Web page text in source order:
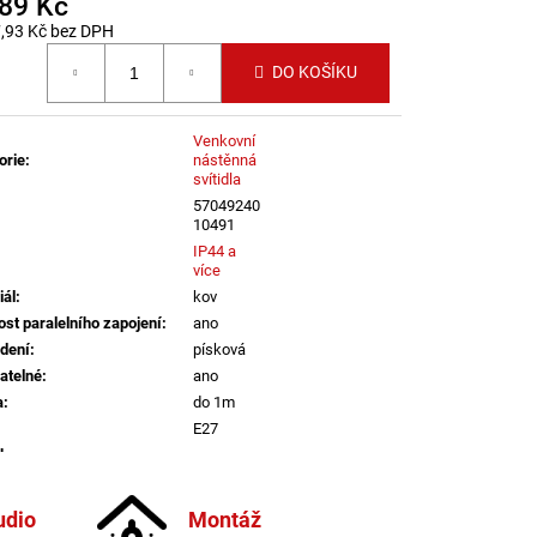
Kč bez DPH
DO KOŠÍKU
:
Venkovní
nástěnná
svítidla
57049240
10491
IP44 a
více
:
kov
paralelního zapojení:
ano
:
písková
:
ano
:
do 1m
E27
IP44 a
Montáž